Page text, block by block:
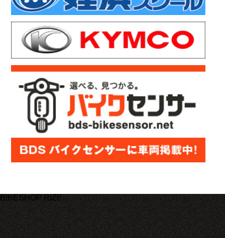
BIKESHOP RIZE